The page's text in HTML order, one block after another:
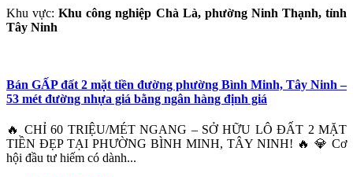
Khu vực:Khu công nghiệp Chà Là, phường Ninh Thạnh, tỉnh
Tây Ninh
Bán GẤP đất 2 mặt tiền đường phường Bình Minh, Tây Ninh –
53 mét đường nhựa giá bằng ngân hàng định giá
🔥 CHỈ 60 TRIỆU/MÉT NGANG – SỞ HỮU LÔ ĐẤT 2 MẶT
TIỀN ĐẸP TẠI PHƯỜNG BÌNH MINH, TÂY NINH! 🔥 💎 Cơ
hội đầu tư hiếm có dành...